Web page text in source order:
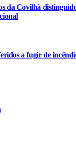
da Covilhã
a fugir de